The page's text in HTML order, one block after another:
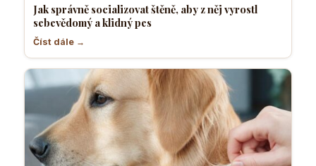
Jak správně socializovat štěně, aby z něj vyrostl
sebevědomý a klidný pes
Číst dále →